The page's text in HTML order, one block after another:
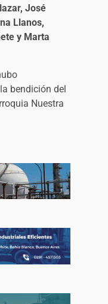
José
Llanos,
y Marta
bendición del
Nuestra